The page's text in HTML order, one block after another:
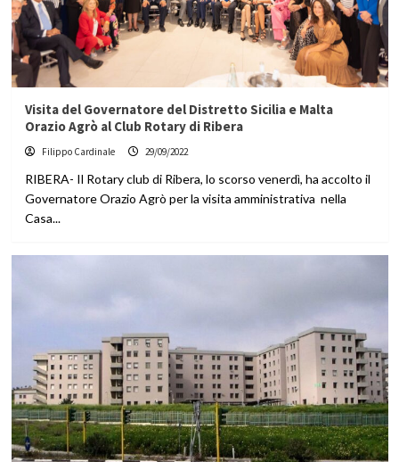
Visita del Governatore del Distretto Sicilia e Malta
Orazio Agrò al Club Rotary di Ribera
Filippo Cardinale 29/09/2022
RIBERA- Il Rotary club di Ribera, lo scorso venerdì, ha accolto il
Governatore Orazio Agrò per la visita amministrativa nella
Casa...